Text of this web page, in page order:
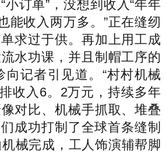
订单”，没想到收入“年年
能收入两万多。”正在缝纫
求过于供。再加上用工成
水功课，并且制帽工序的
记者引见道。“村村机械
收入6。2万元，持续多年
对比、机械手抓取、堆叠
成功打制了全球首条缝制
械完成，工人饰演辅帮脚